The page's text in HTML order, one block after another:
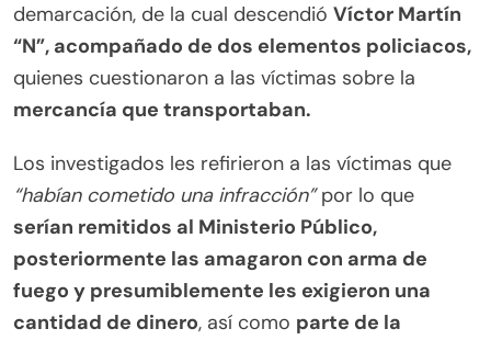
demarcación, de la cual descendió Víctor Martín
“N”, acompañado de dos elementos policiacos,
quienes cuestionaron a las víctimas sobre la
mercancía que transportaban.
Los investigados les refirieron a las víctimas que
“habían cometido una infracción”por lo que
serían remitidos al Ministerio Público,
posteriormente las amagaron con arma de
fuego y presumiblemente les exigieron una
cantidad de dinero, así como parte de la